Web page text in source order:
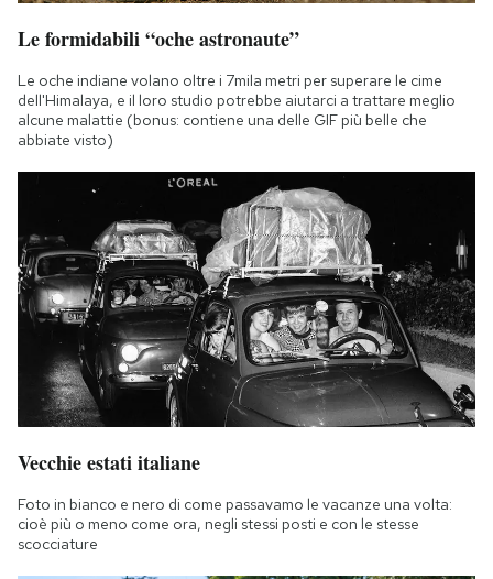
Le formidabili “oche astronaute”
Le oche indiane volano oltre i 7mila metri per superare le cime
dell'Himalaya, e il loro studio potrebbe aiutarci a trattare meglio
alcune malattie (bonus: contiene una delle GIF più belle che
abbiate visto)
Vecchie estati italiane
Foto in bianco e nero di come passavamo le vacanze una volta:
cioè più o meno come ora, negli stessi posti e con le stesse
scocciature